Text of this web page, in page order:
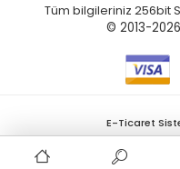
Tüm bilgileriniz 256bit
© 2013-2026
E-Ticaret